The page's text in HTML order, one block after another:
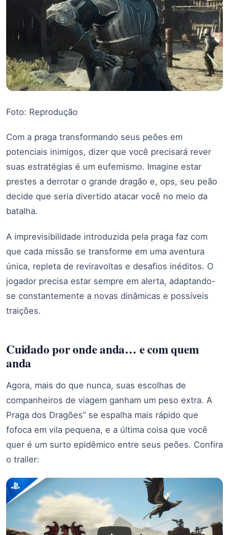
Foto: Reprodução
Com a praga transformando seus peões em
potenciais inimigos, dizer que você precisará rever
suas estratégias é um eufemismo. Imagine estar
prestes a derrotar o grande dragão e, ops, seu peão
decide que seria divertido atacar você no meio da
batalha.
A imprevisibilidade introduzida pela praga faz com
que cada missão se transforme em uma aventura
única, repleta de reviravoltas e desafios inéditos. O
jogador precisa estar sempre em alerta, adaptando-
se constantemente a novas dinâmicas e possíveis
traições.
Cuidado por onde anda… e com quem
anda
Agora, mais do que nunca, suas escolhas de
companheiros de viagem ganham um peso extra. A
Praga dos Dragões” se espalha mais rápido que
fofoca em vila pequena, e a última coisa que você
quer é um surto epidêmico entre seus peões. Confira
o trailer: